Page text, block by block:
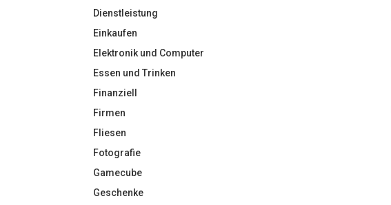
Dienstleistung
Einkaufen
Elektronik und Computer
Essen und Trinken
Finanziell
Firmen
Fliesen
Fotografie
Gamecube
Geschenke